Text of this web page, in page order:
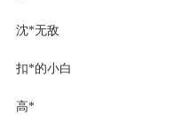
沈*无敌
扣*的小白
高*